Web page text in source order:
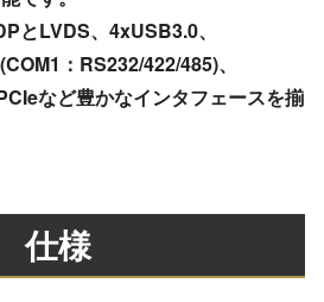
とLVDS、4xUSB3.0、
：RS232/422/485)、
など豊かなインタフェースを揃
仕様